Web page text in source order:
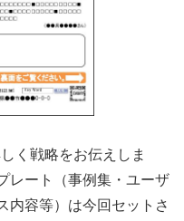
く戦略をお伝えしま
レート（事例集・ユーザ
内容等）は今回セットさ